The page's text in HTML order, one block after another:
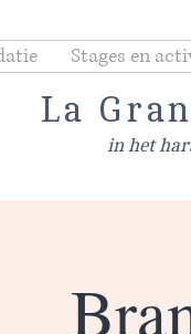
Stages en
La
in het